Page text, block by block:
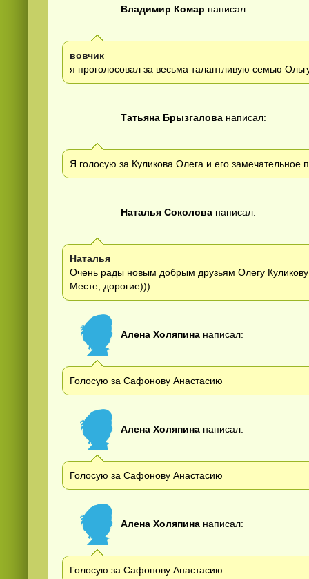
Владимир Комар написал:
вовчик
я проголосовал за весьма талантливую семью
Татьяна Брызгалова написал:
Я голосую за Куликова Олега и его замечательное
Наталья Соколова написал:
Наталья
Очень рады новым добрым друзьям Олегу
Месте, дорогие)))
Алена Холяпина написал:
Голосую за Сафонову Анастасию
Алена Холяпина написал:
Голосую за Сафонову Анастасию
Алена Холяпина написал:
Голосую за Сафонову Анастасию